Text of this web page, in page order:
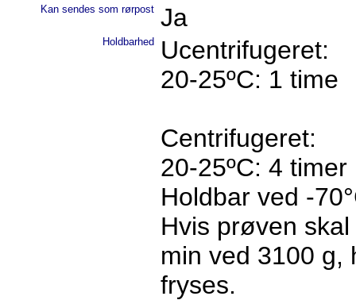
Kan sendes som rørpost Ja
Holdbarhed
Ucentrifugeret:
20-25ºC: 1 time
Centrifugeret:
20-25ºC: 4 timer
Holdbar ved -
Hvis prøven
min ved 3100 g,
fryses.